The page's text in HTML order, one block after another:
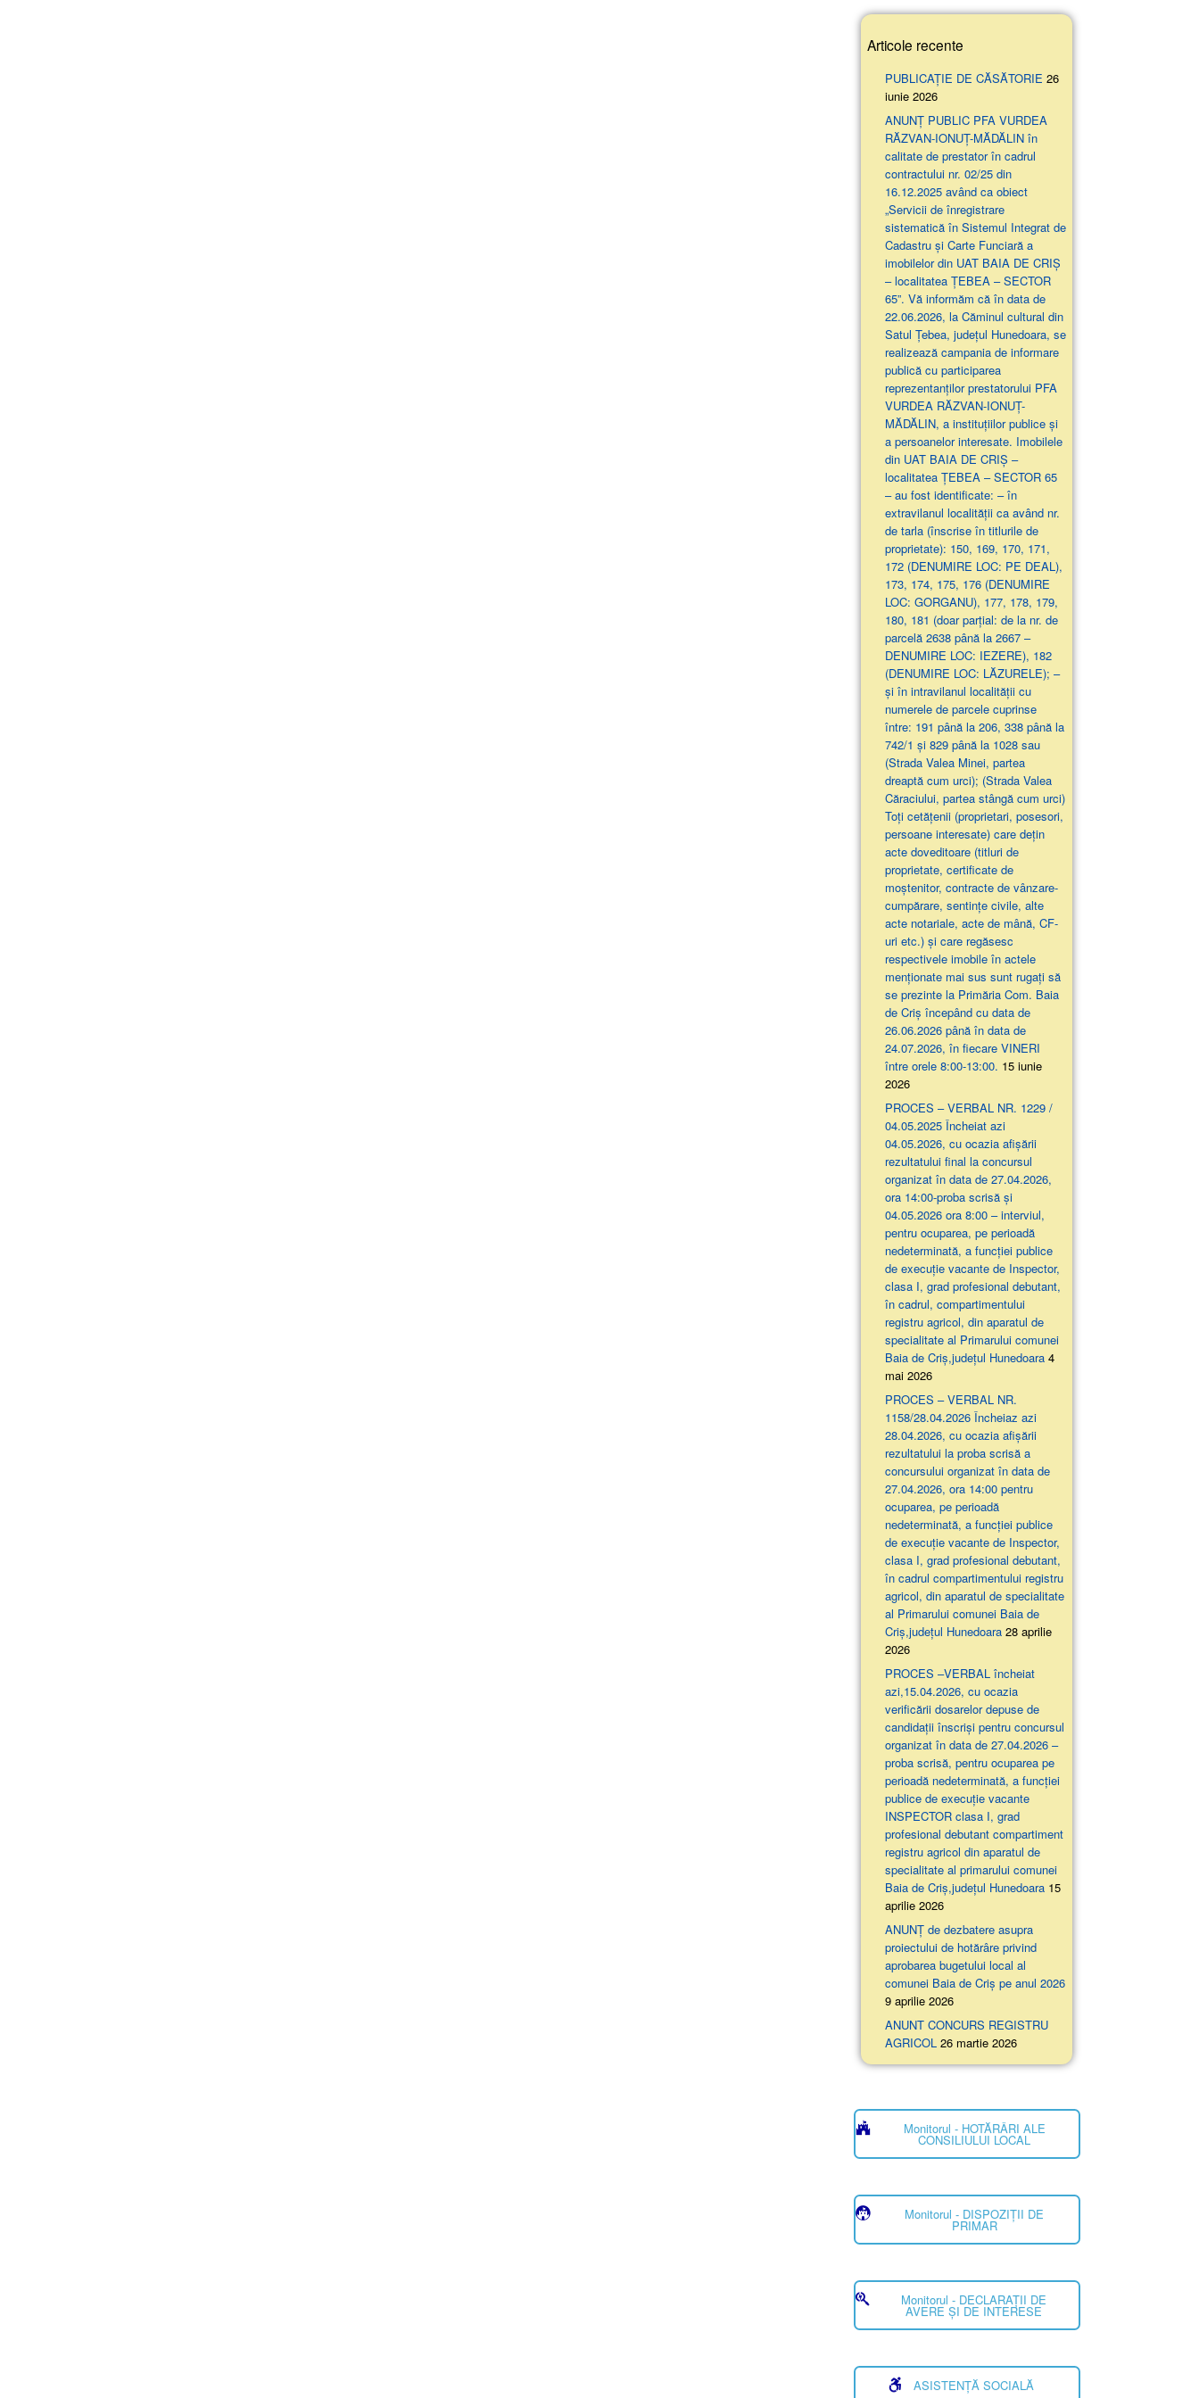
Articole recente
PUBLICAȚIE DE CĂSĂTORIE 26
iunie 2026
ANUNŢ PUBLIC PFA VURDEA
RĂZVAN-IONUȚ-MĂDĂLIN în
calitate de prestator în cadrul
contractului nr. 02/25 din
16.12.2025 având ca obiect
„Servicii de înregistrare
sistematică în Sistemul Integrat de
Cadastru și Carte Funciară a
imobilelor din UAT BAIA DE CRIȘ
– localitatea ȚEBEA – SECTOR
65”. Vă informăm că în data de
22.06.2026, la Căminul cultural din
Satul Țebea, județul Hunedoara, se
realizează campania de informare
publică cu participarea
reprezentanților prestatorului PFA
VURDEA RĂZVAN-IONUȚ-
MĂDĂLIN, a instituțiilor publice și
a persoanelor interesate. Imobilele
din UAT BAIA DE CRIȘ –
localitatea ȚEBEA – SECTOR 65
– au fost identificate: – în
extravilanul localităţii ca având nr.
de tarla (înscrise în titlurile de
proprietate): 150, 169, 170, 171,
172 (DENUMIRE LOC: PE DEAL),
173, 174, 175, 176 (DENUMIRE
LOC: GORGANU), 177, 178, 179,
180, 181 (doar parţial: de la nr. de
parcelă 2638 până la 2667 –
DENUMIRE LOC: IEZERE), 182
(DENUMIRE LOC: LĂZURELE); –
și în intravilanul localității cu
numerele de parcele cuprinse
între: 191 până la 206, 338 până la
742/1 și 829 până la 1028 sau
(Strada Valea Minei, partea
dreaptă cum urci); (Strada Valea
Căraciului, partea stângă cum urci)
Toți cetățenii (proprietari, posesori,
persoane interesate) care dețin
acte doveditoare (titluri de
proprietate, certificate de
moștenitor, contracte de vânzare-
cumpărare, sentințe civile, alte
acte notariale, acte de mână, CF-
uri etc.) și care regăsesc
respectivele imobile în actele
menționate mai sus sunt rugați să
se prezinte la Primăria Com. Baia
de Criș începând cu data de
26.06.2026 până în data de
24.07.2026, în fiecare VINERI
între orele 8:00-13:00. 15 iunie
2026
PROCES – VERBAL NR. 1229 /
04.05.2025 Încheiat azi
04.05.2026, cu ocazia afişării
rezultatului final la concursul
organizat în data de 27.04.2026,
ora 14:00-proba scrisă şi
04.05.2026 ora 8:00 – interviul,
pentru ocuparea, pe perioadă
nedeterminată, a funcției publice
de execuție vacante de Inspector,
clasa I, grad profesional debutant,
în cadrul, compartimentului
registru agricol, din aparatul de
specialitate al Primarului comunei
Baia de Criș,județul Hunedoara 4
mai 2026
PROCES – VERBAL NR.
1158/28.04.2026 Încheiaz azi
28.04.2026, cu ocazia afişării
rezultatului la proba scrisă a
concursului organizat în data de
27.04.2026, ora 14:00 pentru
ocuparea, pe perioadă
nedeterminată, a funcției publice
de execuție vacante de Inspector,
clasa I, grad profesional debutant,
în cadrul compartimentului registru
agricol, din aparatul de specialitate
al Primarului comunei Baia de
Criș,județul Hunedoara 28 aprilie
2026
PROCES –VERBAL încheiat
azi,15.04.2026, cu ocazia
verificării dosarelor depuse de
candidații înscriși pentru concursul
organizat în data de 27.04.2026 –
proba scrisă, pentru ocuparea pe
perioadă nedeterminată, a funcției
publice de execuție vacante
INSPECTOR clasa I, grad
profesional debutant compartiment
registru agricol din aparatul de
specialitate al primarului comunei
Baia de Criș,județul Hunedoara 15
aprilie 2026
ANUNȚ de dezbatere asupra
proiectului de hotărâre privind
aprobarea bugetului local al
comunei Baia de Criș pe anul 2026
9 aprilie 2026
ANUNT CONCURS REGISTRU
AGRICOL 26 martie 2026
Monitorul - HOTĂRÂRI ALE
CONSILIULUI LOCAL
Monitorul - DISPOZIȚII DE
PRIMAR
Monitorul - DECLARAȚII DE
AVERE ȘI DE INTERESE
ASISTENȚĂ SOCIALĂ